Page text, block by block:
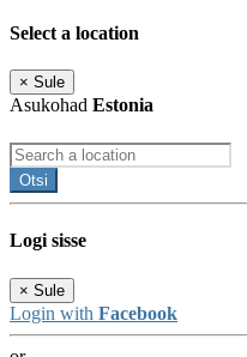
Select a location
× Sule
Asukohad Estonia
Otsi
Logi sisse
× Sule
Login with Facebook